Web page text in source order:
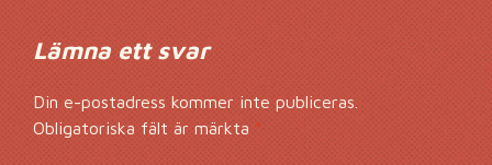
Lämna ett svar
Din e-postadress kommer inte publiceras.
Obligatoriska fält är märkta*